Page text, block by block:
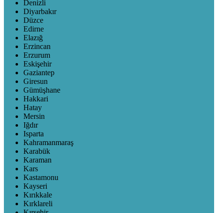
Denizli
Diyarbakır
Düzce
Edirne
Elazığ
Erzincan
Erzurum
Eskişehir
Gaziantep
Giresun
Gümüşhane
Hakkari
Hatay
Mersin
Iğdır
Isparta
Kahramanmaraş
Karabük
Karaman
Kars
Kastamonu
Kayseri
Kırıkkale
Kırklareli